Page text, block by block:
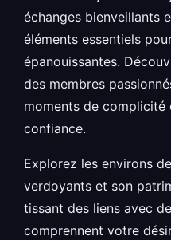
échanges bienveillants
éléments essentiels
épanouissantes.
des membres
moments de
confiance.
Explorez les environs
verdoyants et son
tissant des liens avec
comprennent votre